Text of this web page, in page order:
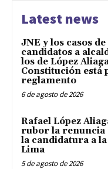
Latest news
JNE y los casos
candidatos a
los de López
Constitución está
reglamento
6 de agosto de 2026
Rafael López
rubor la renuncia
la candidatura a
Lima
5 de agosto de 2026